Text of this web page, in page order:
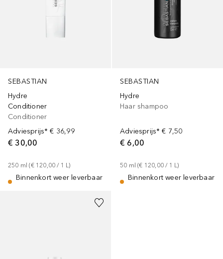
SEBASTIAN
Hydre
Conditioner
Conditioner
Adviesprijs* € 36,99
€ 30,00
250 ml (€ 120,00 / 1 L)
Binnenkort weer leverbaar
SEBASTIAN
Hydre
Haar shampoo
Adviesprijs* € 7,50
€ 6,00
50 ml (€ 120,00 / 1 L)
Binnenkort weer leverbaar